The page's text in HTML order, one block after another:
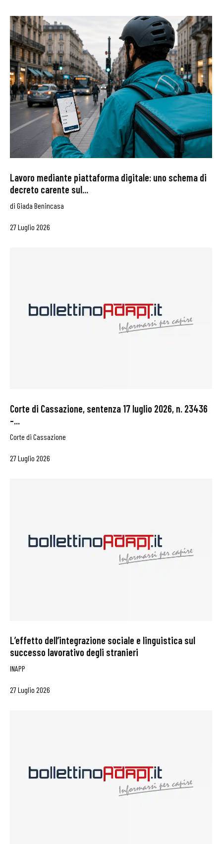
Lavoro mediante piattaforma digitale: uno schema di
decreto carente sul...
di Giada Benincasa
27 Luglio 2026
Corte di Cassazione, sentenza 17 luglio 2026, n. 23436
–...
Corte di Cassazione
27 Luglio 2026
L’effetto dell’integrazione sociale e linguistica sul
successo lavorativo degli stranieri
INAPP
27 Luglio 2026